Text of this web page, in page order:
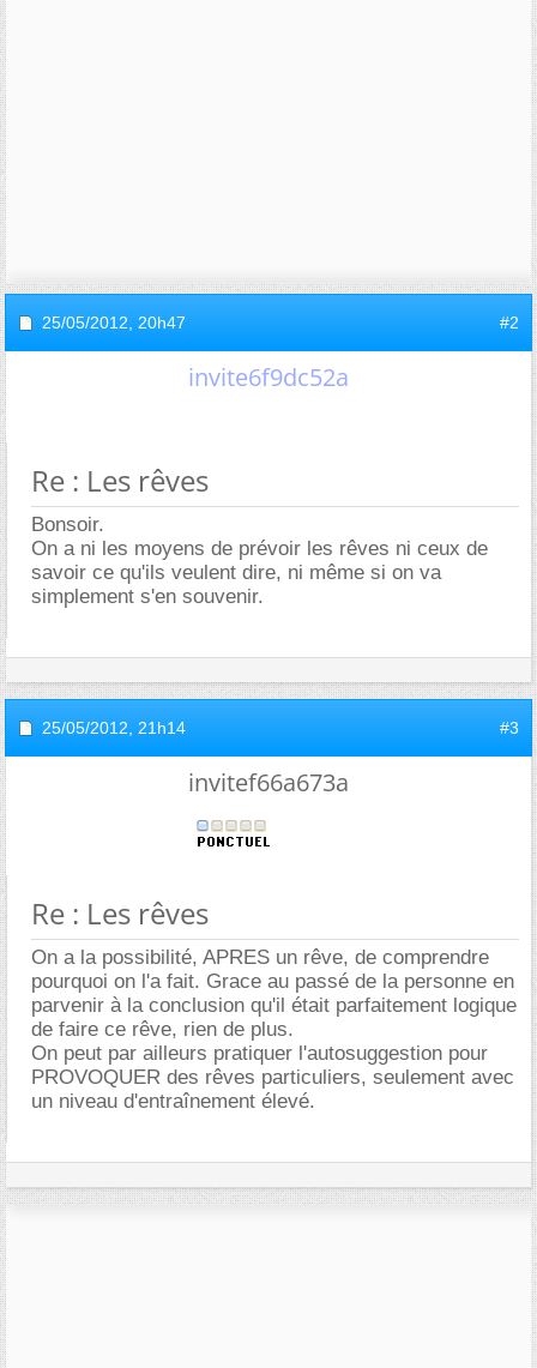
25/05/2012, 20h47 #2
invite6f9dc52a
Re : Les rêves
Bonsoir.
On a ni les moyens de prévoir les rêves ni ceux de
savoir ce qu'ils veulent dire, ni même si on va
simplement s'en souvenir.
25/05/2012, 21h14 #3
invitef66a673a
Re : Les rêves
On a la possibilité, APRES un rêve, de comprendre
pourquoi on l'a fait. Grace au passé de la personne en
parvenir à la conclusion qu'il était parfaitement logique
de faire ce rêve, rien de plus.
On peut par ailleurs pratiquer l'autosuggestion pour
PROVOQUER des rêves particuliers, seulement avec
un niveau d'entraînement élevé.